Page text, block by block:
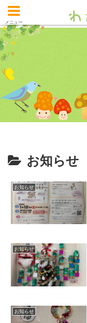
お知らせ
お知らせ
お知らせ
お知らせ
メニュー